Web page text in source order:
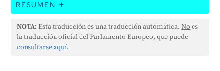
RESUMEN
La Oficina de IA de la UE y los Estados miembros
fomentarán la creación de códigos de conducta para
los sistemas de IA. Estos códigos promoverán la
NOTA:Esta traducción es una traducción automática.No es
la traducción oficial del Parlamento Europeo, que puede
consultarse aquí.